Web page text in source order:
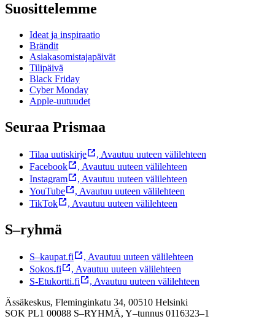
Suosittelemme
Ideat ja inspiraatio
Brändit
Asiakasomistajapäivät
Tilipäivä
Black Friday
Cyber Monday
Apple-uutuudet
Seuraa Prismaa
Tilaa uutiskirje , Avautuu uuteen välilehteen
Facebook
, Avautuu uuteen välilehteen
Instagram
, Avautuu uuteen välilehteen
YouTube
, Avautuu uuteen välilehteen
TikTok
, Avautuu uuteen välilehteen
S–ryhmä
S–kaupat.fi , Avautuu uuteen välilehteen
Sokos.fi
, Avautuu uuteen välilehteen
S-Etukortti.fi
, Avautuu uuteen välilehteen
Ässäkeskus, Fleminginkatu 34, 00510 Helsinki
SOK PL1 00088 S–RYHMÄ, Y–tunnus 0116323–1